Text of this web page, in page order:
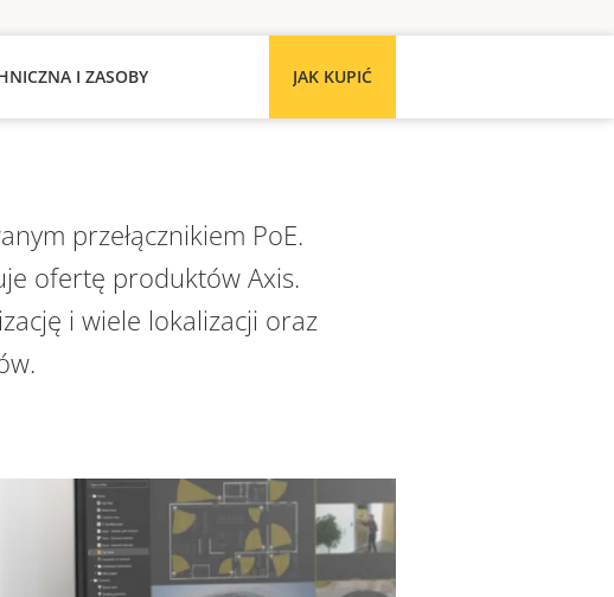
JAK KUPIĆ
I ZASOBY
przełącznikiem PoE.
ofertę produktów Axis.
i wiele lokalizacji oraz